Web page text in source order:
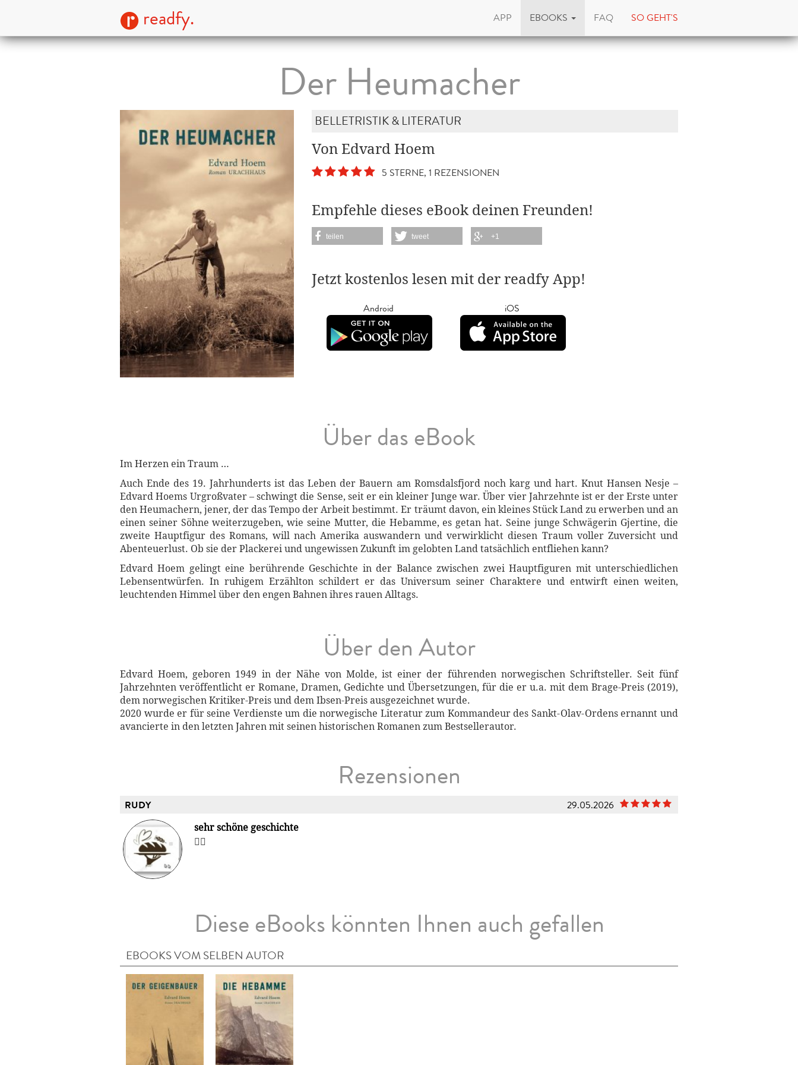
readfy. APP EBOOKS FAQ SO GEHT'S
Der Heumacher
BELLETRISTIK & LITERATUR
Von Edvard Hoem
5 STERNE, 1 REZENSIONEN
Empfehle dieses eBook deinen Freunden!
teilen tweet +1
Jetzt kostenlos lesen mit der readfy App!
Android iOS
Über das eBook
Im Herzen ein Traum …
Auch Ende des 19. Jahrhunderts ist das Leben der Bauern am Romsdalsfjord noch karg und hart. Knut Hansen Nesje –
Edvard Hoems Urgroßvater – schwingt die Sense, seit er ein kleiner Junge war. Über vier Jahrzehnte ist er der Erste unter
den Heumachern, jener, der das Tempo der Arbeit bestimmt. Er träumt davon, ein kleines Stück Land zu erwerben und an
einen seiner Söhne weiterzugeben, wie seine Mutter, die Hebamme, es getan hat. Seine junge Schwägerin Gjertine, die
zweite Hauptfigur des Romans, will nach Amerika auswandern und verwirklicht diesen Traum voller Zuversicht und
Abenteuerlust. Ob sie der Plackerei und ungewissen Zukunft im gelobten Land tatsächlich entfliehen kann?
Edvard Hoem gelingt eine berührende Geschichte in der Balance zwischen zwei Hauptfiguren mit unterschiedlichen
Lebensentwürfen. In ruhigem Erzählton schildert er das Universum seiner Charaktere und entwirft einen weiten,
leuchtenden Himmel über den engen Bahnen ihres rauen Alltags.
Über den Autor
Edvard Hoem, geboren 1949 in der Nähe von Molde, ist einer der führenden norwegischen Schriftsteller. Seit fünf
Jahrzehnten veröffentlicht er Romane, Dramen, Gedichte und Übersetzungen, für die er u.a. mit dem Brage-Preis (2019),
dem norwegischen Kritiker-Preis und dem Ibsen-Preis ausgezeichnet wurde.
2020 wurde er für seine Verdienste um die norwegische Literatur zum Kommandeur des Sankt-Olav-Ordens ernannt und
avancierte in den letzten Jahren mit seinen historischen Romanen zum Bestsellerautor.
Rezensionen
RUDY 29.05.2026
sehr schöne geschichte
👍🏼
Diese eBooks könnten Ihnen auch gefallen
EBOOKS VOM SELBEN AUTOR